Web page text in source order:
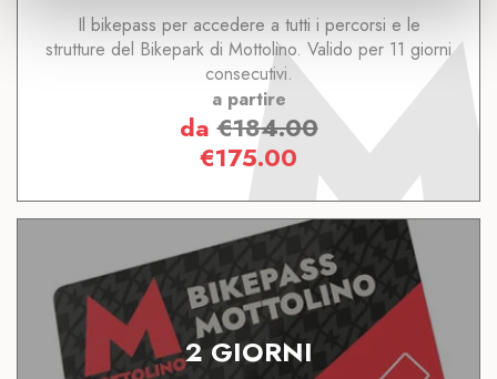
Il bikepass per accedere a tutti i percorsi e le
strutture del Bikepark di Mottolino. Valido per 11 giorni
consecutivi.
a partire
da€184.00
€175.00
2 GIORNI